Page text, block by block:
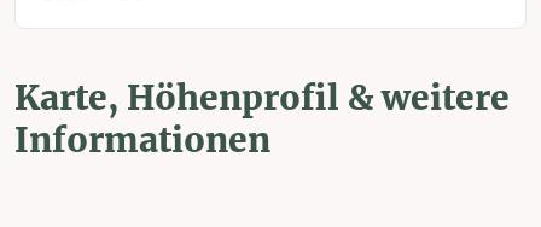
Karte, Höhenprofil & weitere
Informationen